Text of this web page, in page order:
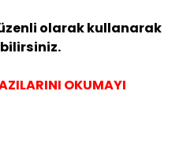
olarak kullanarak
OKUMAYI